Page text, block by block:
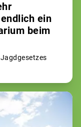
ein
beim